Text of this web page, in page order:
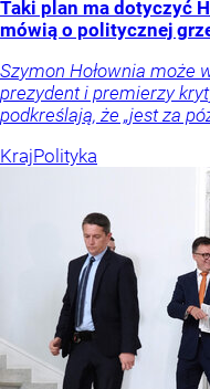
Taki plan ma dotyczyć
mówią o politycznej
Szymon Hołownia może
prezydent i premierzy
podkreślają, że „jest za
KrajPolityka